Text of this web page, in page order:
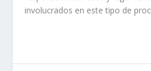
involucrados en este tipo de